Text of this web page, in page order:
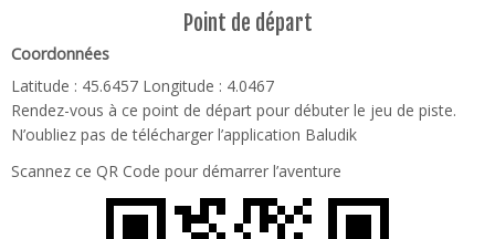
Point de départ
Coordonnées
Latitude : 45.6457 Longitude : 4.0467
Rendez-vous à ce point de départ pour débuter le jeu de piste.
N’oubliez pas de télécharger l’application Baludik
Scannez ce QR Code pour démarrer l’aventure